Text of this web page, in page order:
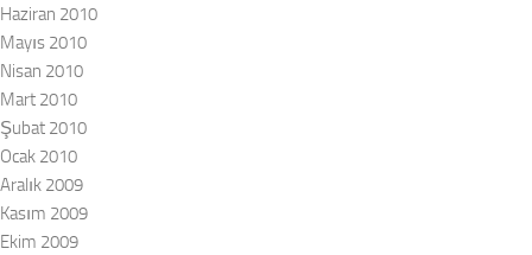
Haziran 2010
Mayıs 2010
Nisan 2010
Mart 2010
Şubat 2010
Ocak 2010
Aralık 2009
Kasım 2009
Ekim 2009